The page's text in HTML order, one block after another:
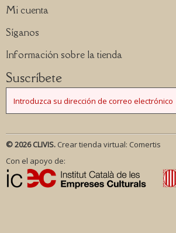
Mi cuenta
Síganos
Información sobre la tienda
Suscríbete
© 2026 CLIVIS. Crear tienda virtual: Comertis
Con el apoyo de: